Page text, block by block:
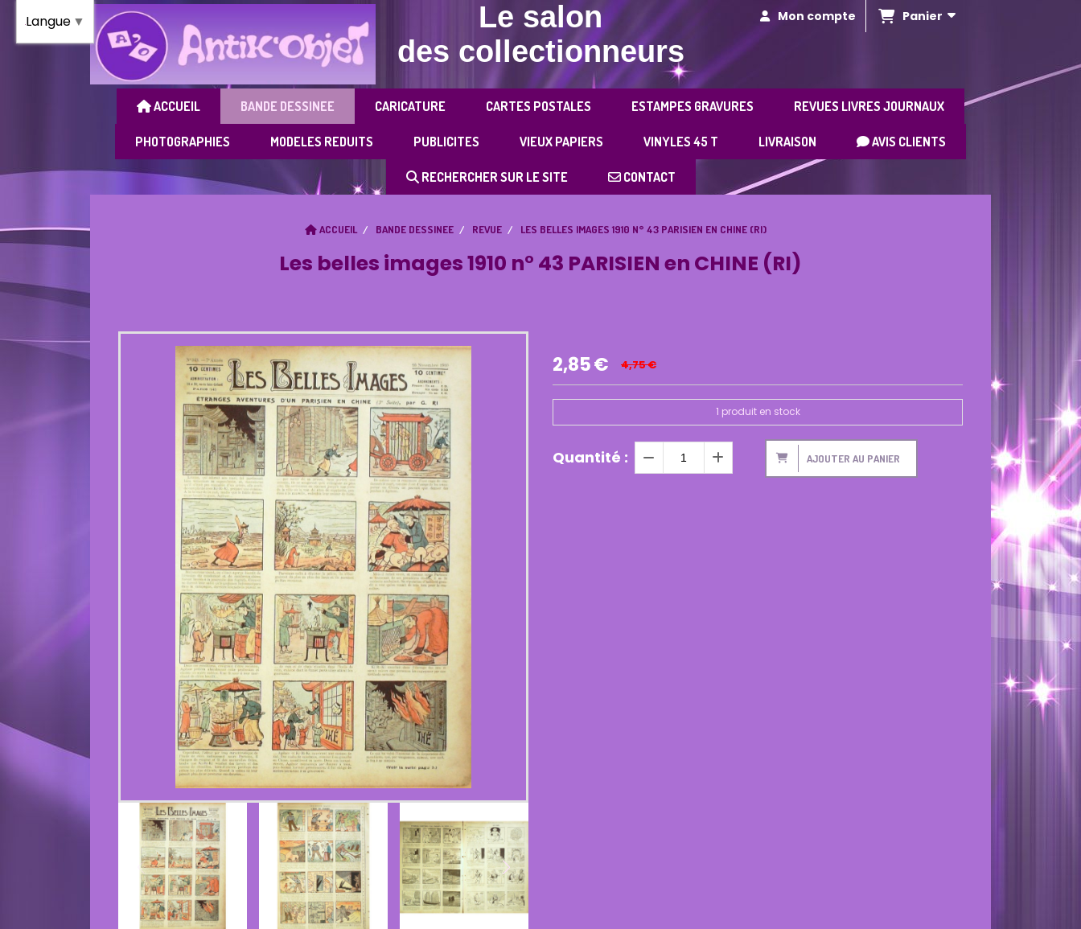
Le salon
des collectionneurs
Mon compte Panier
ACCUEIL BANDE DESSINEE CARICATURE CARTES POSTALES ESTAMPES GRAVURES REVUES LIVRES JOURNAUX
PHOTOGRAPHIES MODELES REDUITS PUBLICITES VIEUX PAPIERS VINYLES 45 T LIVRAISON AVIS CLIENTS
RECHERCHER SUR LE SITE CONTACT
ACCUEIL BANDE DESSINEE REVUE LES BELLES IMAGES 1910 N° 43 PARISIEN EN CHINE (RI)
Les belles images 1910 n° 43 PARISIEN en CHINE (RI)
2,85€ 4,75€
1 produit en stock
Quantité : AJOUTER AU PANIER
Langue ▼
Panneau de gestion des cookies